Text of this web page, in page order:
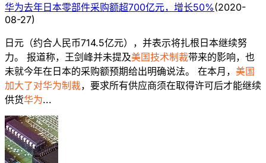
华为去年日本零部件采购额超700亿元，增长50%(2020-
08-27)
日元（约合人民币714.5亿元），并表示将扎根日本继续努
力。 报道称，王剑峰并未提及美国技术制裁带来的影响，也
未就今年在日本的采购额预期给出明确说法。 在本月， 美国
加大了对华为制裁，要求所有供应商须在取得许可后才能继续
供货华为...